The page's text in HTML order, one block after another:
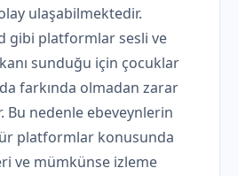
ulaşabilmektedir.
gibi platformlar sesli ve
sunduğu için çocuklar
farkında olmadan zarar
Bu nedenle ebeveynlerin
platformlar konusunda
ve mümkünse izleme